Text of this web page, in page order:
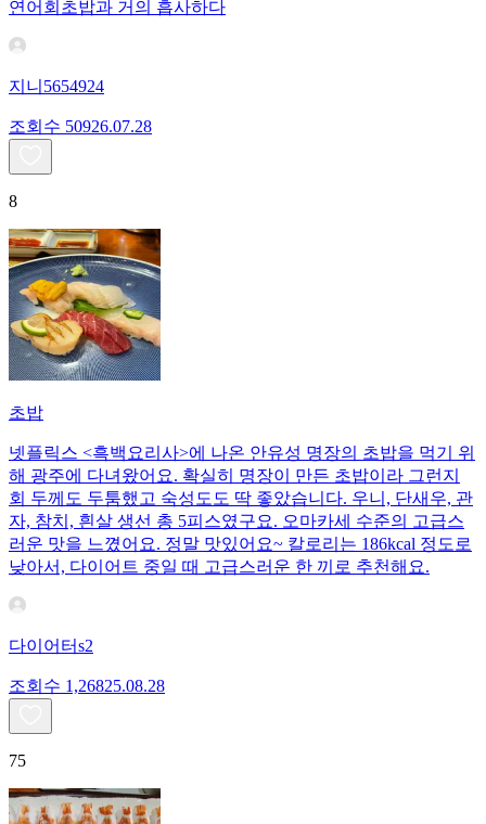
연어회초밥과 거의 흡사하다
지니5654924
조회수 50926.07.28
8
초밥
넷플릭스 <흑백요리사>에 나온 안유성 명장의 초밥을 먹기 위
해 광주에 다녀왔어요. 확실히 명장이 만든 초밥이라 그런지
회 두께도 두툼했고 숙성도도 딱 좋았습니다. 우니, 단새우, 관
자, 참치, 흰살 생선 총 5피스였구요. 오마카세 수준의 고급스
러운 맛을 느꼈어요. 정말 맛있어요~ 칼로리는 186kcal 정도로
낮아서, 다이어트 중일 때 고급스러운 한 끼로 추천해요.
다이어터s2
조회수 1,26825.08.28
75